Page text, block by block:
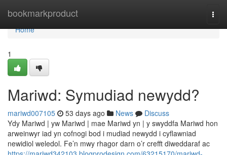
bookmarkproduct
Home
Home
1
Mariwd: Symudiad newydd?
mariwd007105 53 days ago News
Discuss
Ydy Mariwd | yw Mariwd | mae Mariwd yn | y swyddfa Mariwd hon
arweinwyr iad yn cofnogi bod i mudiad newydd i cyflawniad
newidiol weledol. Fe’n mwy rhagor darn o’r crefft diweddaraf ac